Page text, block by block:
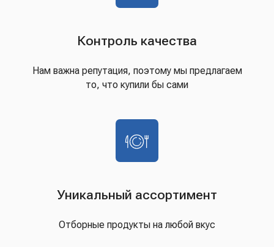
Контроль качества
Нам важна репутация, поэтому мы предлагаем
то, что купили бы сами
Уникальный ассортимент
Отборные продукты на любой вкус